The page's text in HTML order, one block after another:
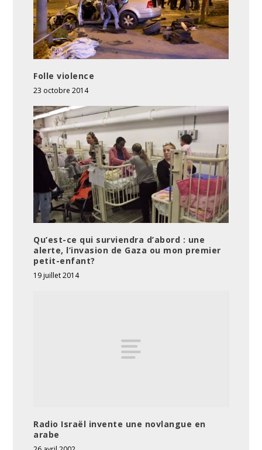
Folle violence
23 octobre 2014
Qu’est-ce qui surviendra d’abord : une
alerte, l’invasion de Gaza ou mon premier
petit-enfant?
19 juillet 2014
Radio Israël invente une novlangue en
arabe